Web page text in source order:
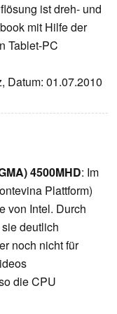
ist dreh- und
mit Hilfe der
Tablet-PC
Datum: 01.07.2010
4500MHD: Im
Plattform)
von Intel. Durch
deutlich
noch nicht für
die CPU